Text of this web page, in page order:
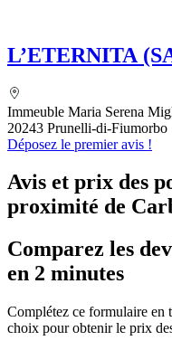
L’ETERNITA
Immeuble Maria Serena
20243 Prunelli-di-Fiumorbo
Déposez le premier avis !
Avis et prix des
proximité de
Comparez les
en 2 minutes
Complétez ce formulaire en
choix pour obtenir le prix